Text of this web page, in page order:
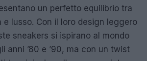
un perfetto equilibrio tra
lusso. Con il loro design leggero
sneakers si ispirano al mondo
anni ’80 e ’90, ma con un twist